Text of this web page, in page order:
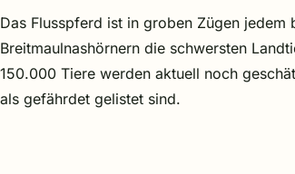
Das Flusspferd ist in groben Zügen jedem
Breitmaulnashörnern die schwersten
150.000 Tiere werden aktuell noch
als gefährdet gelistet sind.